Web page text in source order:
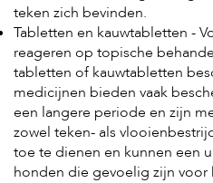
teken zich bevinden.
Tabletten en kauwtabletten -
reageren op topische
tabletten of kauwtabletten
medicijnen bieden vaak
een langere periode en zijn
zowel teken- als
toe te dienen en kunnen een
honden die gevoelig zijn voor